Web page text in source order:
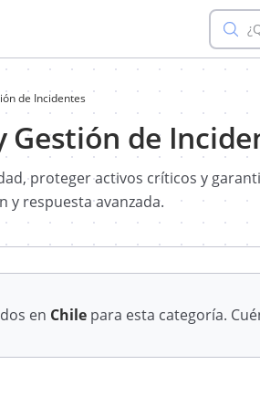
de Incidentes
de
proteger activos críticos y
respuesta avanzada.
en Chilepara esta categoría.